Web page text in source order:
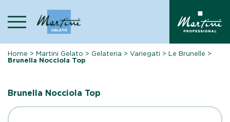
content
Home >Martini Gelato > Gelateria >Variegati >Le Brunelle >
Brunella Nocciola Top
Brunella Nocciola Top